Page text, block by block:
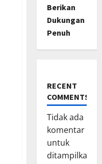
Berikan
Dukungan
Penuh
RECENT
COMMENTS
Tidak ada
komentar
untuk
ditampilkan.